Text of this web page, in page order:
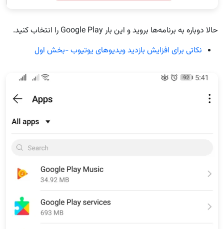
حالا دوباره به برنامه‌ها بروید و این بار Google Play را انتخاب کنید.
نکاتی برای افزایش بازدید ویدیوهای یوتیوب -بخش اول